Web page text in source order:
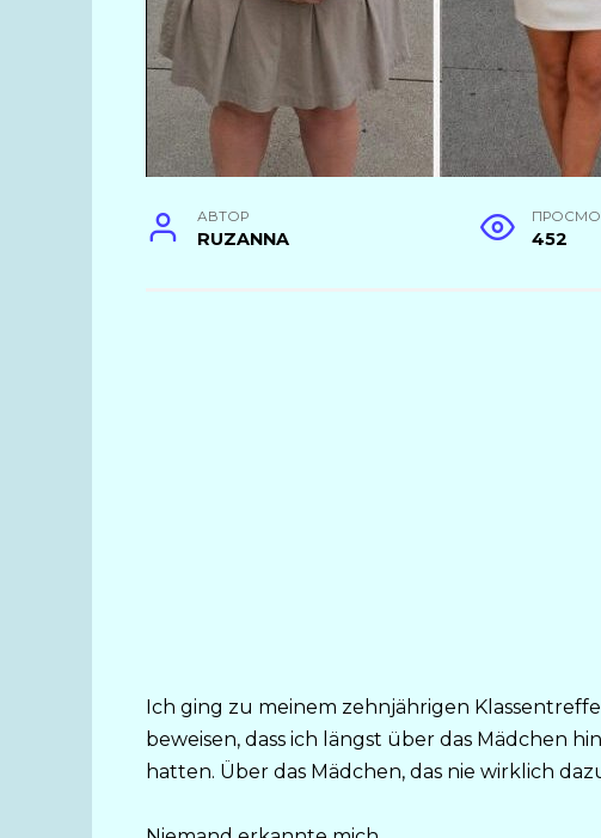
АВТОР
RUZANNA 452
Ich ging zu meinem zehnjährigen
beweisen, dass ich längst über das Mädchen
hatten. Über das Mädchen, das nie wirklich